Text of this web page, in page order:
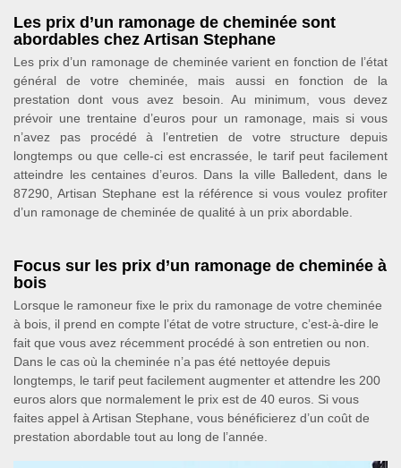
Les prix d’un ramonage de cheminée sont
abordables chez Artisan Stephane
Les prix d’un ramonage de cheminée varient en fonction de l’état
général de votre cheminée, mais aussi en fonction de la
prestation dont vous avez besoin. Au minimum, vous devez
prévoir une trentaine d’euros pour un ramonage, mais si vous
n’avez pas procédé à l’entretien de votre structure depuis
longtemps ou que celle-ci est encrassée, le tarif peut facilement
atteindre les centaines d’euros. Dans la ville Balledent, dans le
87290, Artisan Stephane est la référence si vous voulez profiter
d’un ramonage de cheminée de qualité à un prix abordable.
Focus sur les prix d’un ramonage de cheminée à
bois
Lorsque le ramoneur fixe le prix du ramonage de votre cheminée
à bois, il prend en compte l’état de votre structure, c’est-à-dire le
fait que vous avez récemment procédé à son entretien ou non.
Dans le cas où la cheminée n’a pas été nettoyée depuis
longtemps, le tarif peut facilement augmenter et attendre les 200
euros alors que normalement le prix est de 40 euros. Si vous
faites appel à Artisan Stephane, vous bénéficierez d’un coût de
prestation abordable tout au long de l’année.